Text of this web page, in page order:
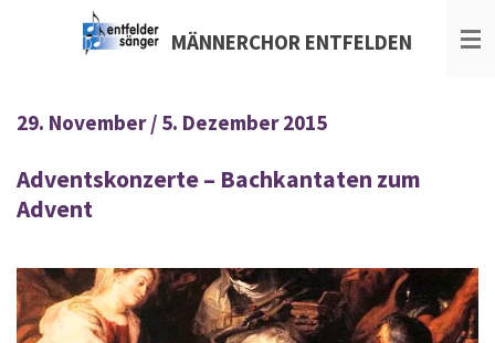
Hauptinhalt
MÄNNERCHOR ENTFELDEN
29. November / 5. Dezember 2015
Adventskonzerte – Bachkantaten zum
Advent